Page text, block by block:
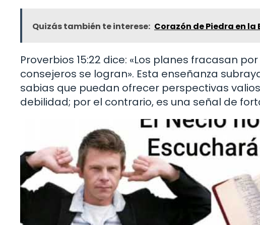
Quizás también te interese: Corazón de Piedra en
Proverbios 15:22 dice: «Los planes fracasan
consejeros se logran». Esta enseñanza
sabias que puedan ofrecer perspectivas
debilidad; por el contrario, es una señal de